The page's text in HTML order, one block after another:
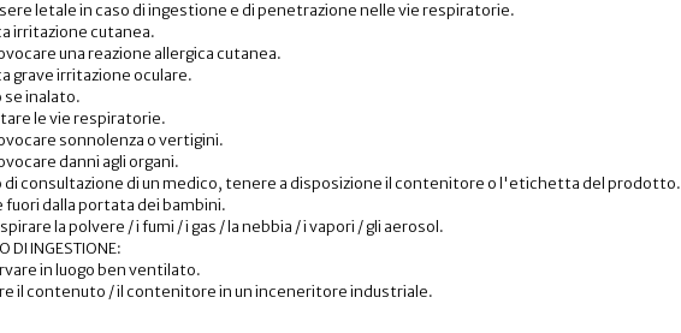
letale in caso di ingestione e di penetrazione nelle vie respiratorie.
irritazione cutanea.
una reazione allergica cutanea.
grave irritazione oculare.
se inalato.
le vie respiratorie.
sonnolenza o vertigini.
danni agli organi.
di consultazione di un medico, tenere a disposizione il contenitore o l'etichetta del prodotto.
fuori dalla portata dei bambini.
la polvere / i fumi / i gas / la nebbia / i vapori / gli aerosol.
DI INGESTIONE:
in luogo ben ventilato.
il contenuto / il contenitore in un inceneritore industriale.